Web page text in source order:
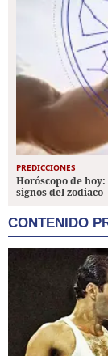
PREDICCIONES
Horóscopo de
signos del zodiaco
CONTENIDO